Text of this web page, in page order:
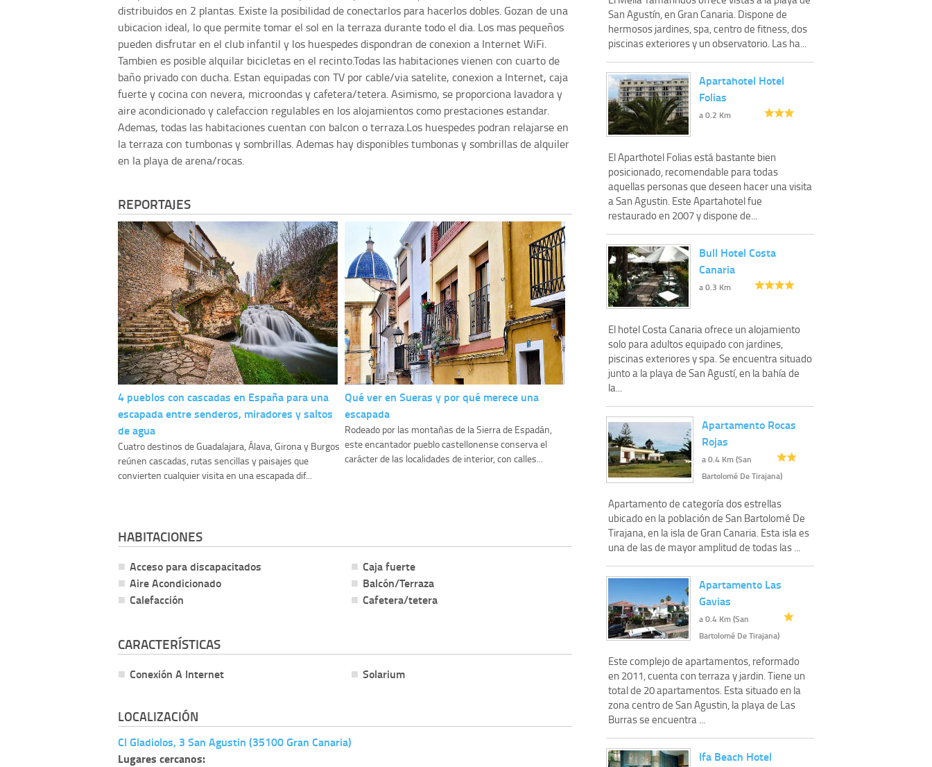
distribuidos en 2 plantas. Existe la posibilidad de conectarlos para hacerlos dobles. Gozan de una
ubicacion ideal, lo que permite tomar el sol en la terraza durante todo el dia. Los mas pequeños
pueden disfrutar en el club infantil y los huespedes dispondran de conexion a Internet WiFi.
Tambien es posible alquilar bicicletas en el recinto.Todas las habitaciones vienen con cuarto de
baño privado con ducha. Estan equipadas con TV por cable/via satelite, conexion a Internet, caja
fuerte y cocina con nevera, microondas y cafetera/tetera. Asimismo, se proporciona lavadora y
aire acondicionado y calefaccion regulables en los alojamientos como prestaciones estandar.
Ademas, todas las habitaciones cuentan con balcon o terraza.Los huespedes podran relajarse en
la terraza con tumbonas y sombrillas. Ademas hay disponibles tumbonas y sombrillas de alquiler
en la playa de arena/rocas.
REPORTAJES
4 pueblos con cascadas en España para una
escapada entre senderos, miradores y saltos
de agua
Cuatro destinos de Guadalajara, Álava, Girona y Burgos
reúnen cascadas, rutas sencillas y paisajes que
convierten cualquier visita en una escapada dif...
Qué ver en Sueras y por qué merece una
escapada
Rodeado por las montañas de la Sierra de Espadán,
este encantador pueblo castellonense conserva el
carácter de las localidades de interior, con calles...
HABITACIONES
Acceso para discapacitados
Aire Acondicionado
Calefacción
Caja fuerte
Balcón/Terraza
Cafetera/tetera
CARACTERÍSTICAS
Conexión A Internet Solarium
LOCALIZACIÓN
Cl Gladiolos, 3 San Agustin (35100 Gran Canaria)
Lugares cercanos:
San Agustín, en Gran Canaria. Dispone de
hermosos jardines, spa, centro de fitness, dos
piscinas exteriores y un observatorio. Las ha...
Apartahotel Hotel
Folias
a 0.2 Km
El Aparthotel Folias está bastante bien
posicionado, recomendable para todas
aquellas personas que deseen hacer una visita
a San Agustin. Este Apartahotel fue
restaurado en 2007 y dispone de...
Bull Hotel Costa
Canaria
a 0.3 Km
El hotel Costa Canaria ofrece un alojamiento
solo para adultos equipado con jardines,
piscinas exteriores y spa. Se encuentra situado
junto a la playa de San Agustí, en la bahía de
la...
Apartamento Rocas
Rojas
a 0.4 Km (San
Bartolomé De Tirajana)
Apartamento de categoría dos estrellas
ubicado en la población de San Bartolomé De
Tirajana, en la isla de Gran Canaria. Esta isla es
una de las de mayor amplitud de todas las ...
Apartamento Las
Gavias
a 0.4 Km (San
Bartolomé De Tirajana)
Este complejo de apartamentos, reformado
en 2011, cuenta con terraza y jardin. Tiene un
total de 20 apartamentos. Esta situado en la
zona centro de San Agustin, la playa de Las
Burras se encuentra ...
Ifa Beach Hotel